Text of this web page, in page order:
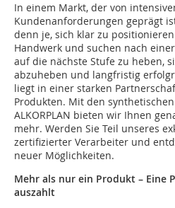
In einem Markt, der von
Kundenanforderungen geprägt
denn je, sich klar zu
Handwerk und suchen nach
auf die nächste Stufe zu heben,
abzuheben und langfristig
liegt in einer starken
Produkten. Mit den
ALKORPLAN bieten wir Ihnen
mehr. Werden Sie Teil unseres
zertifizierter Verarbeiter und
neuer Möglichkeiten.
Mehr als nur ein Produkt – Eine
auszahlt